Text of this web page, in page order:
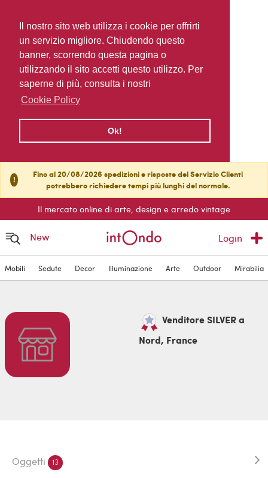
Il nostro sito web utilizza i cookie per offrirti
un servizio migliore. Chiudendo questo
banner, scorrendo questa pagina o
utilizzando il sito accetti questo utilizzo. Per
saperne di più, consulta i nostri
Cookie Policy
Ok!
!
Fino al 20/08/2026 spedizioni e risposte del Servizio Clienti
potrebbero richiedere tempi più lunghi del normale.
Il mercato online di arte, design e arredo vintage
New Login
Mobili Sedute Decor Illuminazione Arte Outdoor Mirabilia
Venditore SILVER a
Nord, France
Oggetti 13